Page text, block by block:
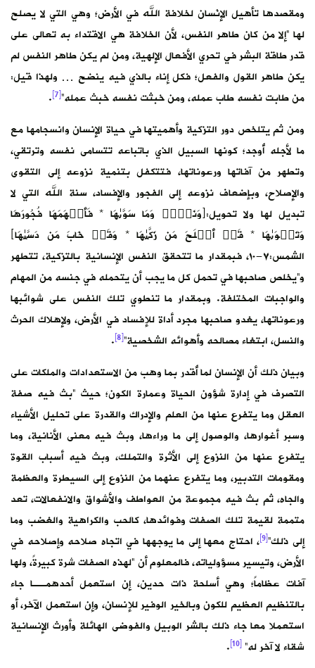
ومقصدها تأهيل الإنْسان لخلافة الله في الأرض؛ وهي التي لا يصلح
لها “إلا من كان طاهر النفس، لأن الخلافة هي الاقتداء به تعالى على
قدر طاقة البشر في تحري الأفعال الإلهية، ومن لم يكن طاهر النفس لم
يكن طاهر القول والفعل؛ فكل إناء بالذي فيه ينضح … ولهذا قيل:
من طابت نفسه طاب عمله، ومن خبثت نفسه خبث عمله”[7]
.
ومن ثم يتلخص دور التزكية وأهميتها في حياة الإنسان وانسجامها مع
ما لأجله أُوجد؛ كونها السبيل الذي باتباعه تتسامى نفسه وترتقي،
وتطهر من آفاتها ورعوناتها، فتتكفل بتنمية نزوعه إلى التقوى
والإصلاح، وبإضعاف نزوعه إلى الفجور والإفساد، سنة الله التي لا
تبديل لها ولا تحويل:﴿وَنَفۡسࣲ وَمَا سَوَّىٰهَا * فَأَلۡهَمَهَا فُجُورَهَا
وَتَقۡوَىٰهَا * قَدۡ أَفۡلَحَ مَن زَكَّىٰهَا * وَقَدۡ خَابَ مَن دَسَّىٰهَا﴾
الشمس:٧-١٠، فبمقدار ما تتحقق النفس الإنسانية بالتزكية، تتطهر
و”يخلص صاحبها في تحمل كل ما يجب أن يتحمله في جنسه من المهام
والواجبات المختلفة. وبمقدار ما تنطوي تلك النفس على شوائبها
ورعوناتها، يغدو صاحبها مجرد أداة للإفساد في الأرض، ولإهلاك الحرث
والنسل، ابتغاء مصالحه وأهوائه الشخصية”[8]
.
وبيان ذلك أن الإنسان لما أُقدر بما وهب من الاستعدادات والملكات على
التصرف في إدارة شؤون الحياة وعمارة الكون؛ حيث “بث فيه صفة
العقل وما يتفرع عنها من العلم والإدراك والقدرة على تحليل الأشياء
وسبر أغوارها، والوصول إلى ما وراءها، وبث فيه معنى الأنانية، وما
يتفرع عنها من النزوع إلى الأثرة والتملك، وبث فيه أسباب القوة
ومقومات التدبير، وما يتفرع عنهما من النزوع إلى السيطرة والعظمة
والجاه، ثم بث فيه مجموعة من العواطف والأشواق والانفعالات، تعد
متممة لقيمة تلك الصفات وفوائدها، كالحب والكراهية والغضب وما
إلى ذلك”[9] ، احتاج معها إلى ما يوجهها في اتجاه صلاحه وإصلاحه في
الأرض، وتيسير مسؤولياته، فالمعلوم أن “لهذه الصفات شرة كبيرةً، ولها
آفات عظاماً؛ وهي أسلحة ذات حدين، إن استعمل أحدهمــا جاء
بالتنظيم العظيم للكون وبالخير الوفير للإنسان، وإن استعمل الآخر، أو
استعملا معا جاء ذلك بالشر الوبيل والفوضى الهائلة وأورث الإنسانية
شقاء لا آخر له”[10]
.